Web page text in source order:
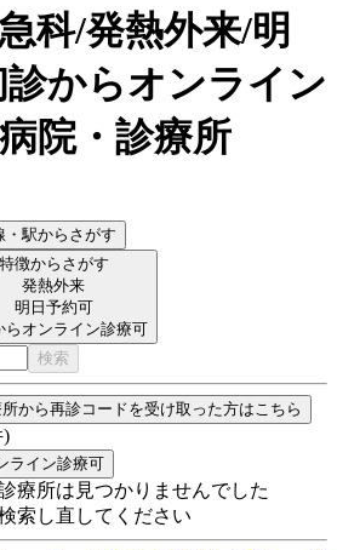
科/発熱外来/明
診からオンライン
院・診療所
・駅からさがす
特徴からさがす
発熱外来
明日予約可
らオンライン診療可
検索
から再診コードを受け取った方はこちら
)
ライン診療可
療所は見つかりませんでした
索し直してください